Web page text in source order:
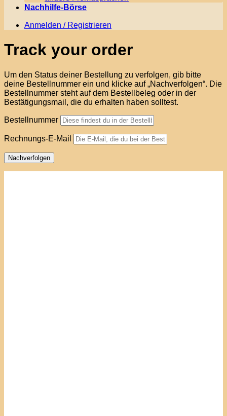
Nachhilfe-Börse
Anmelden / Registrieren
Track your order
Um den Status deiner Bestellung zu verfolgen, gib bitte
deine Bestellnummer ein und klicke auf „Nachverfolgen“. Die
Bestellnummer steht auf dem Bestellbeleg oder in der
Bestätigungsmail, die du erhalten haben solltest.
Bestellnummer
Rechnungs-E-Mail
Nachverfolgen